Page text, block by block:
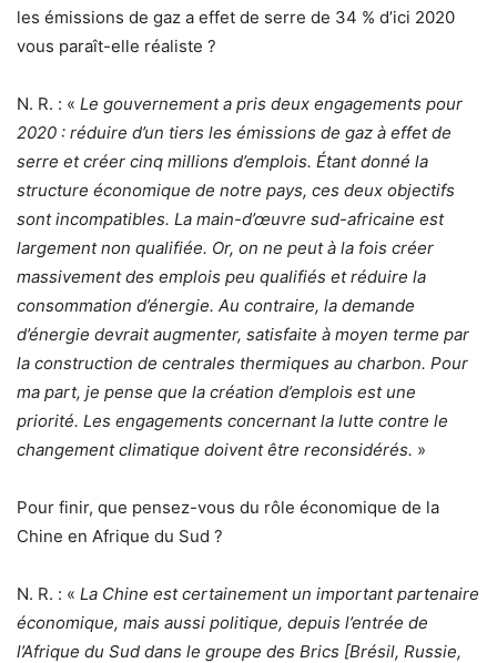
les émissions de gaz a effet de serre de 34 % d’ici 2020
vous paraît-elle réaliste ?
N. R. : « Le gouvernement a pris deux engagements pour
2020 : réduire d’un tiers les émissions de gaz à effet de
serre et créer cinq millions d’emplois. Étant donné la
structure économique de notre pays, ces deux objectifs
sont incompatibles. La main-d’œuvre sud-africaine est
largement non qualifiée. Or, on ne peut à la fois créer
massivement des emplois peu qualifiés et réduire la
consommation d’énergie. Au contraire, la demande
d’énergie devrait augmenter, satisfaite à moyen terme par
la construction de centrales thermiques au charbon. Pour
ma part, je pense que la création d’emplois est une
priorité. Les engagements concernant la lutte contre le
changement climatique doivent être reconsidérés. »
Pour finir, que pensez-vous du rôle économique de la
Chine en Afrique du Sud ?
N. R. : « La Chine est certainement un important partenaire
économique, mais aussi politique, depuis l’entrée de
l’Afrique du Sud dans le groupe des Brics [Brésil, Russie,